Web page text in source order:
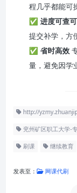
程几乎都能可
✅ 进度可查
提交补学，方
✅ 省时高效
量，避免因学
http://
兖州矿区职工大学-
刷课 继续教育
发表至： 网课代刷